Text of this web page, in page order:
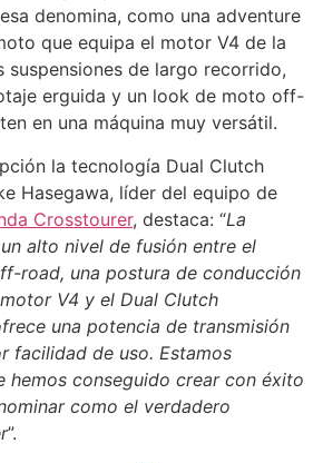
denomina, como una adventure
que equipa el motor V4 de la
suspensiones de largo recorrido,
erguida y un look de moto off-
en una máquina muy versátil.
la tecnología Dual Clutch
Hasegawa, líder del equipo de
Crosstourer, destaca: “La
alto nivel de fusión entre el
road, una postura de conducción
V4 y el Dual Clutch
una potencia de transmisión
facilidad de uso. Estamos
hemos conseguido crear con éxito
como el verdadero
”.